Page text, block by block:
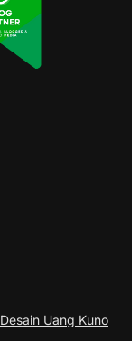
Uang Kuno